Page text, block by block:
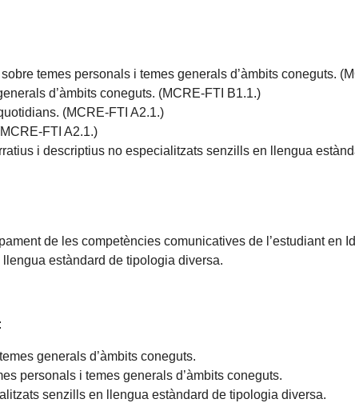
temes personals i temes generals d’àmbits coneguts.
d’àmbits coneguts. (MCRE-FTI B1.1.)
(MCRE-FTI A2.1.)
FTI A2.1.)
i descriptius no especialitzats senzills en llengua
de les competències comunicatives de l’estudiant en
estàndard de tipologia diversa.
generals d’àmbits coneguts.
personals i temes generals d’àmbits coneguts.
senzills en llengua estàndard de tipologia diversa.